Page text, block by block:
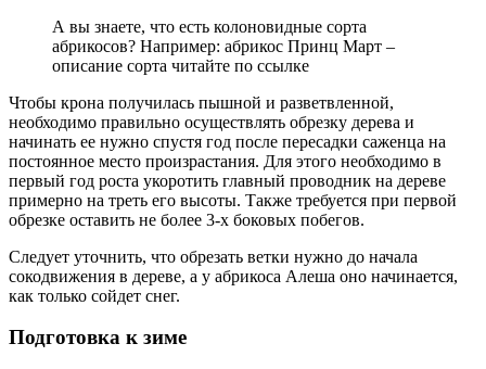
А вы знаете, что есть колоновидные сорта
абрикосов? Например: абрикос Принц Март –
описание сорта читайте по ссылке
Чтобы крона получилась пышной и разветвленной,
необходимо правильно осуществлять обрезку дерева и
начинать ее нужно спустя год после пересадки саженца на
постоянное место произрастания. Для этого необходимо в
первый год роста укоротить главный проводник на дереве
примерно на треть его высоты. Также требуется при первой
обрезке оставить не более 3-х боковых побегов.
Следует уточнить, что обрезать ветки нужно до начала
сокодвижения в дереве, а у абрикоса Алеша оно начинается,
как только сойдет снег.
Подготовка к зиме